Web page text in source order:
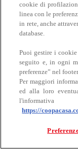
Carne
Bovino
cookie di
linea con le
in rete, anche
database.
Puoi gestire i
seguito e, in ogni
preferenze” nel
Per maggiori
ed alla loro
https://